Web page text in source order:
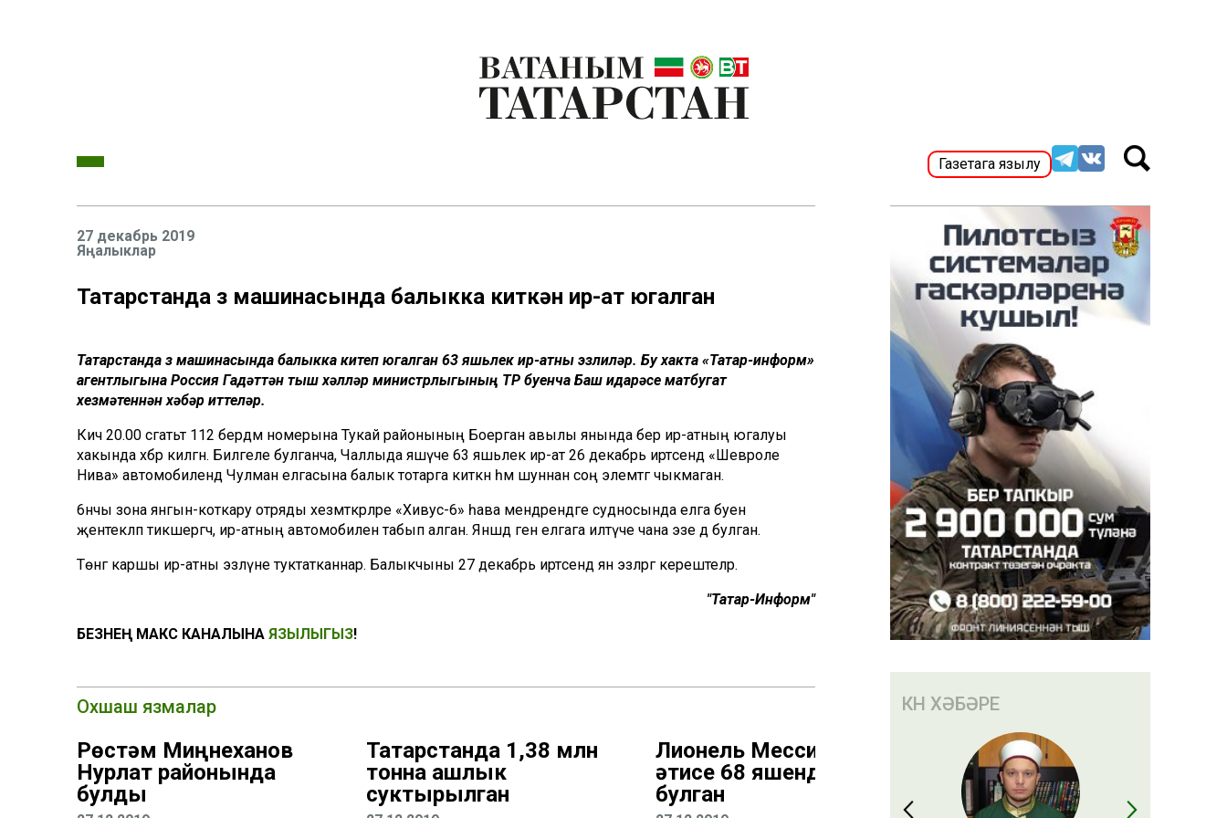
Газетага язылу
27 декабрь 2019
Яңалыклар
Татарстанда үз машинасында балыкка киткән ир-ат югалган
Татарстанда үз машинасында балыкка китеп югалган 63 яшьлек ир-атны эзлиләр. Бу хакта «Татар-информ»
агентлыгына Россия Гадәттән тыш хәлләр министрлыгының ТР буенча Баш идарәсе матбугат
хезмәтеннән хәбәр иттеләр.
Кичә 20.00 сәгатьтә 112 бердәм номерына Тукай районының Боерган авылы янында бер ир-атның югалуы
хакында хәбәр килгән. Билгеле булганча, Чаллыда яшәүче 63 яшьлек ир-ат 26 декабрь иртәсендә «Шевроле
Нива» автомобилендә Чулман елгасына балык тотарга киткән һәм шуннан соң элемтәгә чыкмаган.
6нчы зона янгын-коткару отряды хезмәткәрләре «Хивус-6» һава мендәрендәге судносында елга буен
җентекләп тикшергәч, ир-атның автомобилен табып алган. Янәшәдә генә елгага илтүче чана эзе дә булган.
Төнгә каршы ир-атны эзләүне туктатканнар. Балыкчыны 27 декабрь иртәсендә янә эзләргә керештеләр.
"Татар-Информ"
БЕЗНЕҢ МАКС КАНАЛЫНА ЯЗЫЛЫГЫЗ!
Охшаш язмалар
Рөстәм Миңнеханов
Нурлат районында
булды
Татарстанда 1,38 млн
тонна ашлык
суктырылган
Лионель Мессиның
әтисе 68 яшендә вафат
булган
КӨН ХӘБӘРЕ